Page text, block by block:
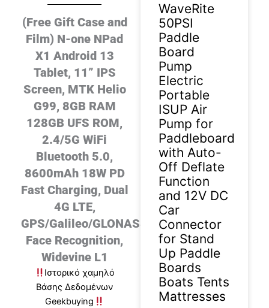
(Free Gift Case and
Film) N-one NPad
X1 Android 13
Tablet, 11” IPS
Screen, MTK Helio
G99, 8GB RAM
128GB UFS ROM,
2.4/5G WiFi
Bluetooth 5.0,
8600mAh 18W PD
Fast Charging, Dual
4G LTE,
GPS/Galileo/GLONASS/BDS,
Face Recognition,
Widevine L1
Ιστορικό χαμηλό
Βάσης Δεδομένων
Geekbuying
WaveRite
50PSI
Paddle
Board
Pump
Electric
Portable
ISUP Air
Pump for
Paddleboard
with Auto-
Off Deflate
Function
and 12V DC
Car
Connector
for Stand
Up Paddle
Boards
Boats Tents
Mattresses